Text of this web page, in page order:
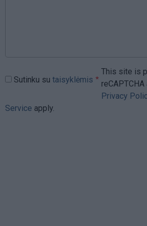
Sutinku su taisyklėmis
This site is
Privacy
Service apply.